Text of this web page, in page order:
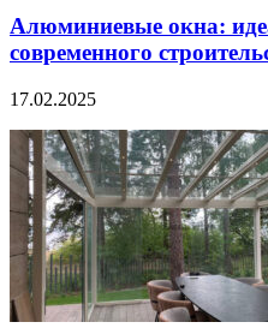
Алюминиевые окна:
современного
17.02.2025